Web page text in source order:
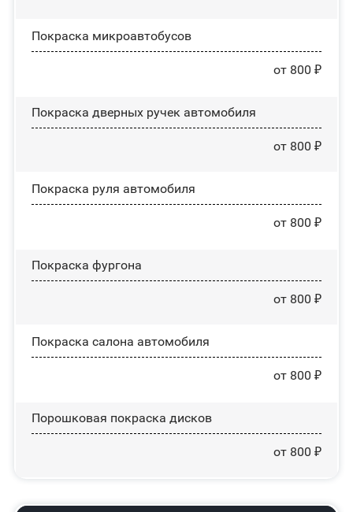
Покраска микроавтобусов
от 800 ₽
Покраска дверных ручек автомобиля
от 800 ₽
Покраска руля автомобиля
от 800 ₽
Покраска фургона
от 800 ₽
Покраска салона автомобиля
от 800 ₽
Порошковая покраска дисков
от 800 ₽